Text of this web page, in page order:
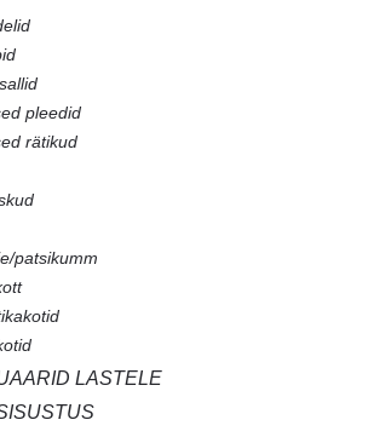
pleedid
rätikud
patsikumm
LASTELE